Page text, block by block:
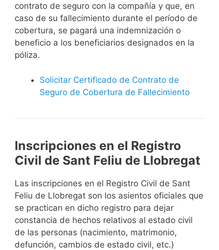
contrato de seguro con la compañía y que, en
caso de su fallecimiento durante el período de
cobertura, se pagará una indemnización o
beneficio a los beneficiarios designados en la
póliza.
Solicitar Certificado de Contrato de
Seguro de Cobertura de Fallecimiento
Inscripciones en el Registro
Civil de Sant Feliu de Llobregat
Las inscripciones en el Registro Civil de Sant
Feliu de Llobregat son los asientos oficiales que
se practican en dicho registro para dejar
constancia de hechos relativos al estado civil
de las personas (nacimiento, matrimonio,
defunción, cambios de estado civil, etc.)